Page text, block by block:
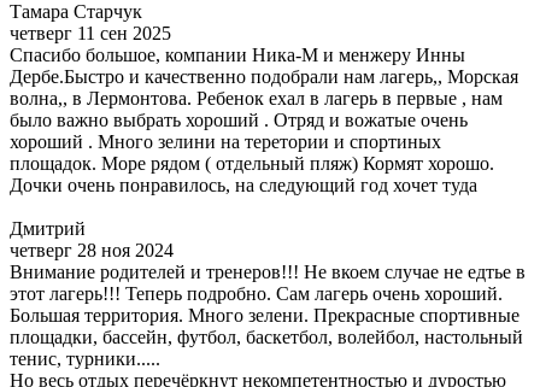
Тамара Старчук
четверг 11 сен 2025
Спасибо большое, компании Ника-М и менжеру Инны
Дербе.Быстро и качественно подобрали нам лагерь,, Морская
волна,, в Лермонтова. Ребенок ехал в лагерь в первые , нам
было важно выбрать хороший . Отряд и вожатые очень
хороший . Много зелини на теретории и спортиных
площадок. Море рядом ( отдельный пляж) Кормят хорошо.
Дочки очень понравилось, на следующий год хочет туда
Дмитрий
четверг 28 ноя 2024
Внимание родителей и тренеров!!! Не вкоем случае не едтье в
этот лагерь!!! Теперь подробно. Сам лагерь очень хороший.
Большая территория. Много зелени. Прекрасные спортивные
площадки, бассейн, футбол, баскетбол, волейбол, настольный
тенис, турники.....
Но весь отдых перечёркнут некомпетентностью и дуростью